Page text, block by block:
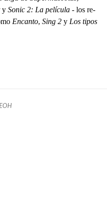
y Sonic 2: La película - los re-
Encanto, Sing 2 y Los tipos